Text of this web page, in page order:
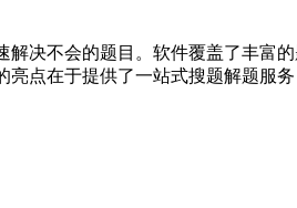
解决不会的题目。软件覆盖了丰富
点在于提供了一站式搜题解题服